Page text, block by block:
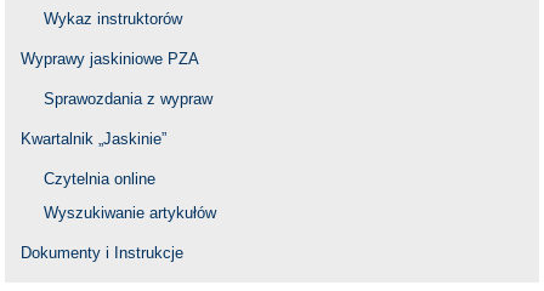
Wykaz instruktorów
Wyprawy jaskiniowe PZA
Sprawozdania z wypraw
Kwartalnik „Jaskinie”
Czytelnia online
Wyszukiwanie artykułów
Dokumenty i Instrukcje